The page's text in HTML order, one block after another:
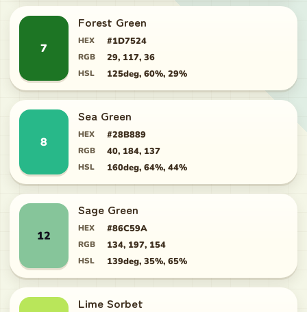
7
Forest Green
HEX #1D7524
RGB 29, 117, 36
HSL 125deg, 60%, 29%
8
Sea Green
HEX #28B889
RGB 40, 184, 137
HSL 160deg, 64%, 44%
12
Sage Green
HEX #86C59A
RGB 134, 197, 154
HSL 139deg, 35%, 65%
Lime Sorbet